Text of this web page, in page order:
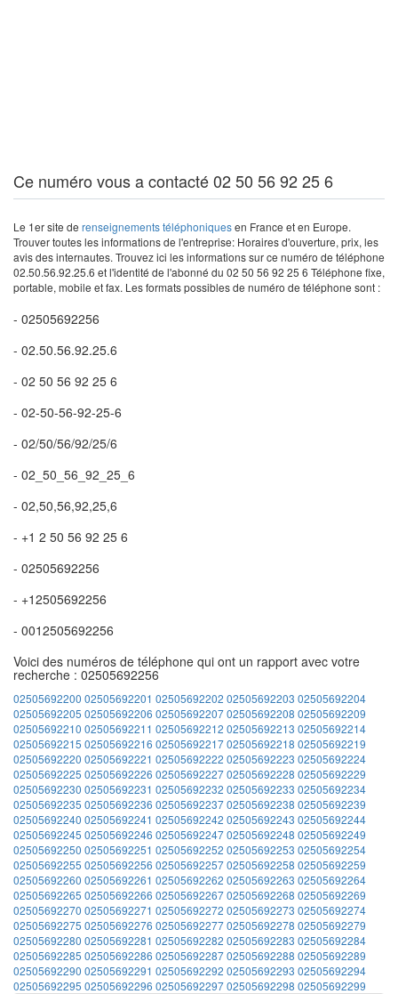
Ce numéro vous a contacté 02 50 56 92 25 6
Le 1er site de renseignements téléphoniquesen France et en Europe.
Trouver toutes les informations de l'entreprise: Horaires d'ouverture, prix, les
avis des internautes. Trouvez ici les informations sur ce numéro de téléphone
02.50.56.92.25.6 et l'identité de l'abonné du 02 50 56 92 25 6 Téléphone fixe,
portable, mobile et fax. Les formats possibles de numéro de téléphone sont :
- 02505692256
- 02.50.56.92.25.6
- 02 50 56 92 25 6
- 02-50-56-92-25-6
- 02/50/56/92/25/6
- 02_50_56_92_25_6
- 02,50,56,92,25,6
- +1 2 50 56 92 25 6
- 02505692256
- +12505692256
- 0012505692256
Voici des numéros de téléphone qui ont un rapport avec votre
recherche : 02505692256
02505692200 02505692201 02505692202 02505692203 02505692204
02505692205 02505692206 0250569220702505692208 02505692209
02505692210 02505692211 02505692212 02505692213 02505692214
02505692215 02505692216 0250569221702505692218 02505692219
02505692220 02505692221 02505692222 02505692223 02505692224
02505692225 02505692226 0250569222702505692228 02505692229
02505692230 02505692231 02505692232 02505692233 02505692234
02505692235 02505692236 0250569223702505692238 02505692239
02505692240 02505692241 02505692242 02505692243 02505692244
02505692245 02505692246 0250569224702505692248 02505692249
02505692250 02505692251 02505692252 02505692253 02505692254
02505692255 02505692256 0250569225702505692258 02505692259
02505692260 02505692261 02505692262 02505692263 02505692264
02505692265 02505692266 0250569226702505692268 02505692269
02505692270 02505692271 02505692272 02505692273 02505692274
02505692275 02505692276 0250569227702505692278 02505692279
02505692280 02505692281 02505692282 02505692283 02505692284
02505692285 02505692286 0250569228702505692288 02505692289
02505692290 02505692291 02505692292 02505692293 02505692294
02505692295 02505692296 0250569229702505692298 02505692299